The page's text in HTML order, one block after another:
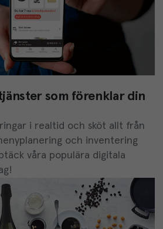
som förenklar din
i realtid och sköt allt från
och inventering
våra populära digitala